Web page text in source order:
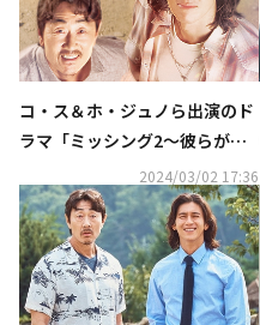
コ・ス＆ホ・ジュノら出演のド
ラマ「ミッシング2～彼らがい
た～」DVD-BOXが5月10日
（金）より発売決定
2024/03/02 17:36